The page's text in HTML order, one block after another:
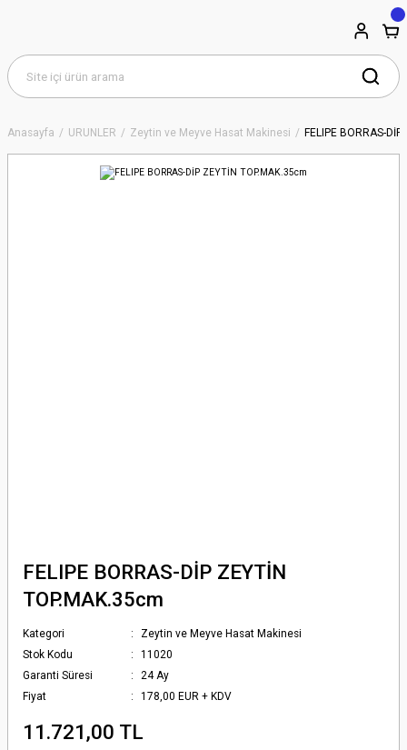
Anasayfa ÜRÜNLER Zeytin ve Meyve Hasat Makinesi FELIPE BORRAS-
FELIPE BORRAS-DİP ZEYTİN
TOP.MAK.35cm
Kategori
Zeytin ve Meyve Hasat Makinesi
Stok Kodu
11020
Garanti Süresi
24 Ay
Fiyat
178,00 EUR + KDV
11.721,00 TL